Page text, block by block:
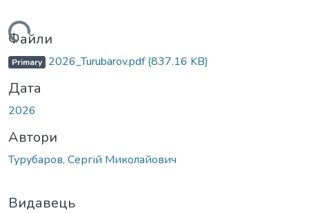
Файли
Primary 2026_Turubarov.pdf(837.16 KB)
Дата
2026
Автори
Турубаров, Сергій Миколайович
Видавець